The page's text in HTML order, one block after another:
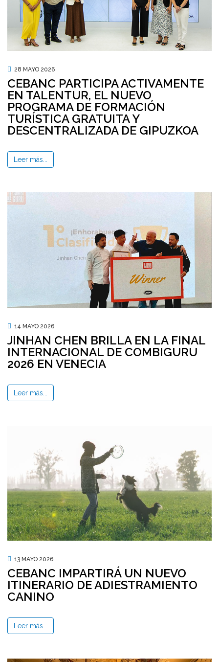
28 MAYO 2026
CEBANC PARTICIPA ACTIVAMENTE
EN TALENTUR, EL NUEVO
PROGRAMA DE FORMACIÓN
TURÍSTICA GRATUITA Y
DESCENTRALIZADA DE GIPUZKOA
Leer más...
14 MAYO 2026
JINHAN CHEN BRILLA EN LA FINAL
INTERNACIONAL DE COMBIGURU
2026 EN VENECIA
Leer más...
13 MAYO 2026
CEBANC IMPARTIRÁ UN NUEVO
ITINERARIO DE ADIESTRAMIENTO
CANINO
Leer más...